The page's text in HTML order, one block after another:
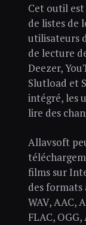
Cet outil
de listes de
utilisateurs
de lecture
Deezer,
Slutload et
intégré, les
lire des
Allavsoft
films sur
des formats
WAV, AAC,
FLAC,